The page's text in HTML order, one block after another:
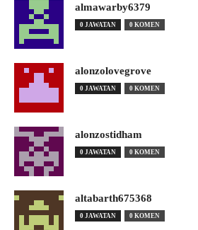
almawarby6379
0 JAWATAN 0 KOMEN
alonzolovegrove
0 JAWATAN 0 KOMEN
alonzostidham
0 JAWATAN 0 KOMEN
altabarth675368
0 JAWATAN 0 KOMEN